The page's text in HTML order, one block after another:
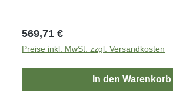
Regulärer Preis:
569,71 €
Preise inkl. MwSt. zzgl. Versandkosten
In den Warenkorb